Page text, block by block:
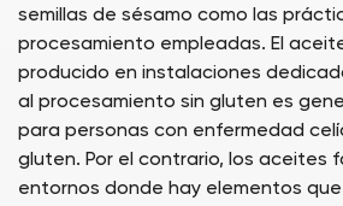
semillas de sésamo como las
procesamiento empleadas. El
producido en instalaciones
al procesamiento sin gluten es
para personas con enfermedad
gluten. Por el contrario, los aceites
entornos donde hay elementos